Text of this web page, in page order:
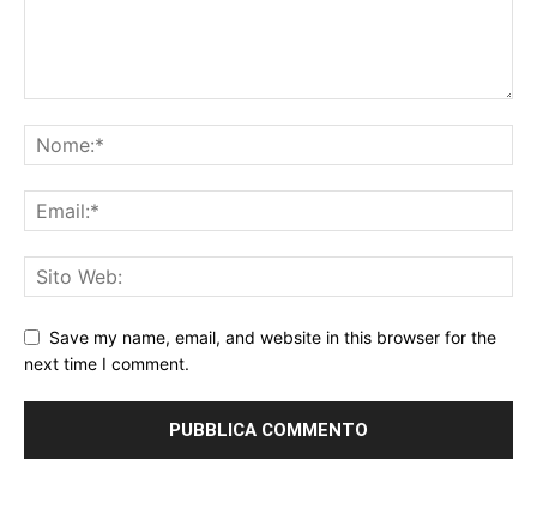
Save my name, email, and website in this browser for the
next time I comment.